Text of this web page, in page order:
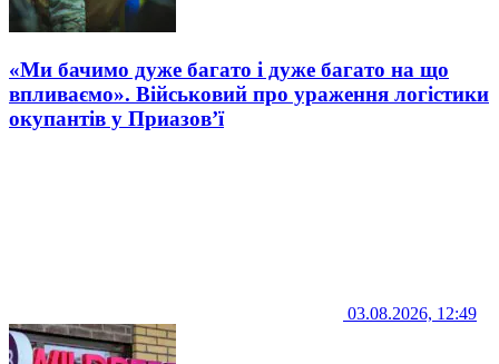
«Ми бачимо дуже багато і дуже багато на що
впливаємо». Військовий про ураження логістики
окупантів у Приазов’ї
03.08.2026, 12:49